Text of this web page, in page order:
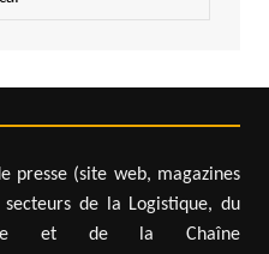
presse (site web, magazines
de la Logistique, du
et de la Chaîne